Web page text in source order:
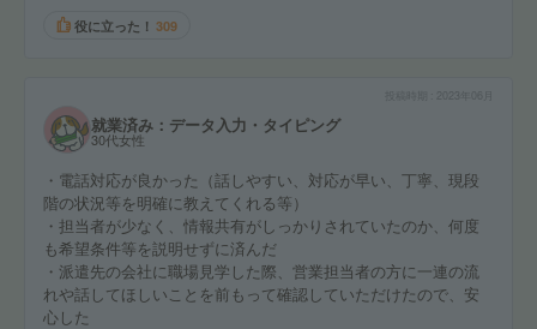
役に立った！ 309
就業済み：データ入力・タイピング
30代女性
・電話対応が良かった（話しやすい、対応が早い、丁寧、現段
階の状況等を明確に教えてくれる等）
・担当者が少なく、情報共有がしっかりされていたのか、何度
も希望条件等を説明せずに済んだ
・派遣先の会社に職場見学した際、営業担当者の方に一連の流
れや話してほしいことを前もって確認していただけたので、安
心した